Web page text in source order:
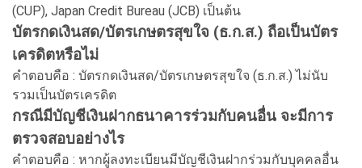
(CUP), Japan Credit Bureau (JCB) เป็นต้น
บัตรกดเงินสด/บัตรเกษตรสุขใจ (ธ.ก.ส.) ถือเป็นบัตร
เครดิตหรือไม่
คำตอบคือ : บัตรกดเงินสด/บัตรเกษตรสุขใจ (ธ.ก.ส.) ไม่นับ
รวมเป็นบัตรเครดิต
กรณีมีบัญชีเงินฝากธนาคารร่วมกับคนอื่น จะมีการ
ตรวจสอบอย่างไร
คำตอบคือ : หากผู้ลงทะเบียนมีบัญชีเงินฝากร่วมกับบุคคลอื่น